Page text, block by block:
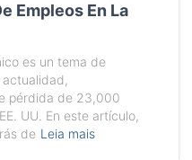
Empleos En La
es un tema de
pérdida de 23,000
UU. En este artículo,
de Leia mais